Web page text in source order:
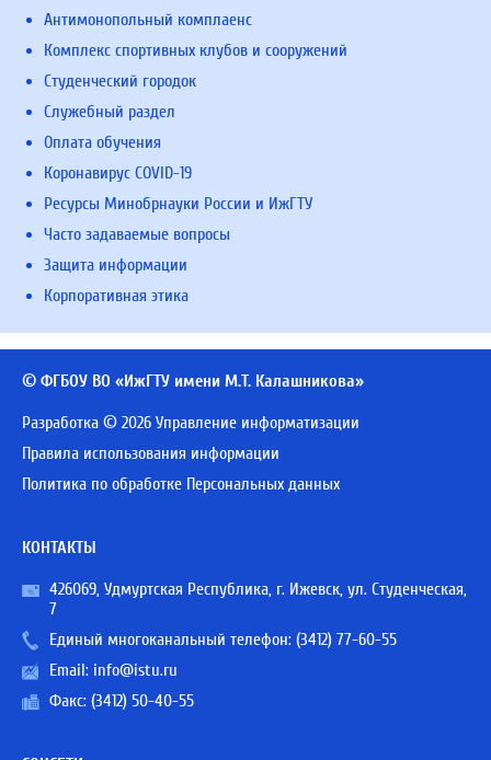
Антимонопольный комплаенс
Комплекс спортивных клубов и сооружений
Студенческий городок
Служебный раздел
Оплата обучения
Коронавирус COVID-19
Ресурсы Минобрнауки России и ИжГТУ
Часто задаваемые вопросы
Защита информации
Корпоративная этика
© ФГБОУ ВО «ИжГТУ имени М.Т. Калашникова»
Разработка © 2026 Управление информатизации
Правила использования информации
Политика по обработке Персональных данных
КОНТАКТЫ
426069, Удмуртская Республика, г. Ижевск, ул. Студенческая,
7
Единый многоканальный телефон: (3412) 77-60-55
Email: info@istu.ru
Факс: (3412) 50-40-55